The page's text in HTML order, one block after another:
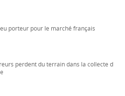
porteur pour le marché français
perdent du terrain dans la collecte d